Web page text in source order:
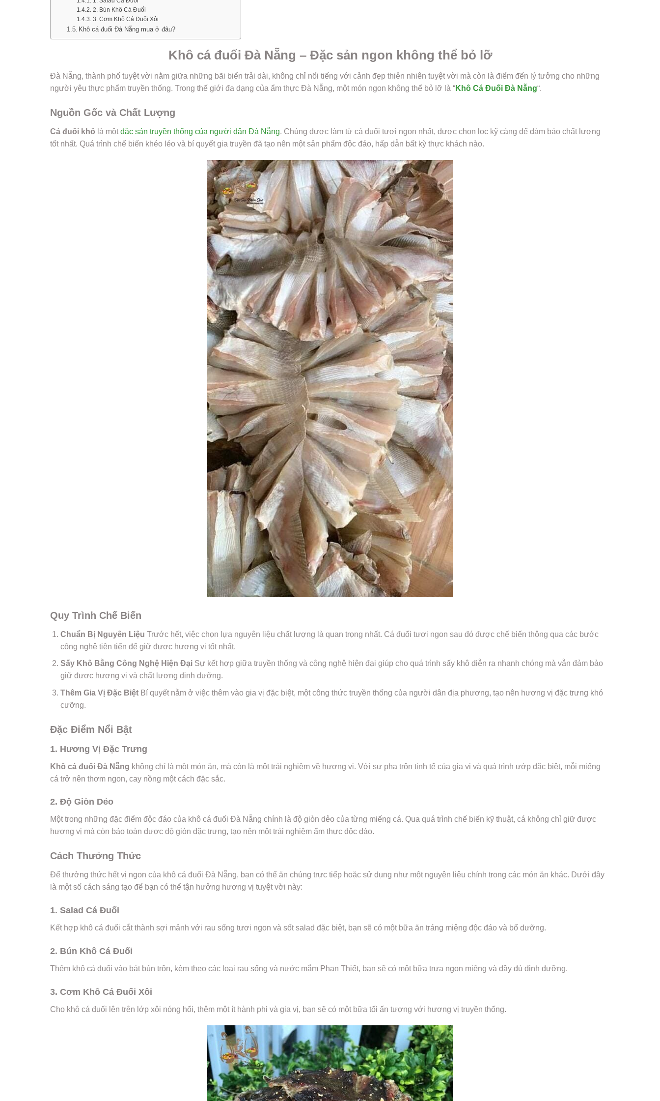
2. Bún Khô Cá Đuối
3. Cơm Khô Cá Đuối Xôi
Khô cá đuối Đà Nẵng mua ở đâu?
Khô cá đuối Đà Nẵng – Đặc sản ngon không thể bỏ lỡ
Đà Nẵng, thành phố tuyệt vời nằm giữa những bãi biển trải dài, không chỉ nổi tiếng với cảnh đẹp thiên nhiên tuyệt vời mà còn là điểm đến lý tưởng cho những
người yêu thực phẩm truyền thống. Trong thế giới đa dạng của ẩm thực Đà Nẵng, một món ngon không thể bỏ lỡ là “Khô Cá Đuối Đà Nẵng“.
Nguồn Gốc và Chất Lượng
Cá đuối khô là một đặc sản truyền thống của người dân Đà Nẵng. Chúng được làm từ cá đuối tươi ngon nhất, được chọn lọc kỹ càng để đảm bảo chất lượng
tốt nhất. Quá trình chế biến khéo léo và bí quyết gia truyền đã tạo nên một sản phẩm độc đáo, hấp dẫn bất kỳ thực khách nào.
Quy Trình Chế Biến
Chuẩn Bị Nguyên Liệu Trước hết, việc chọn lựa nguyên liệu chất lượng là quan trọng nhất. Cá đuối tươi ngon sau đó được chế biến thông qua các bước
công nghệ tiên tiến để giữ được hương vị tốt nhất.
Sấy Khô Bằng Công Nghệ Hiện ĐạiSự kết hợp giữa truyền thống và công nghệ hiện đại giúp cho quá trình sấy khô diễn ra nhanh chóng mà vẫn đảm bảo
giữ được hương vị và chất lượng dinh dưỡng.
Thêm Gia Vị Đặc BiệtBí quyết nằm ở việc thêm vào gia vị đặc biệt, một công thức truyền thống của người dân địa phương, tạo nên hương vị đặc trưng khó
cưỡng.
Đặc Điểm Nổi Bật
1. Hương Vị Đặc Trưng
Khô cá đuối Đà Nẵng không chỉ là một món ăn, mà còn là một trải nghiệm về hương vị. Với sự pha trộn tinh tế của gia vị và quá trình ướp đặc biệt, mỗi miếng
cá trở nên thơm ngon, cay nồng một cách đặc sắc.
2. Độ Giòn Dẻo
Một trong những đặc điểm độc đáo của khô cá đuối Đà Nẵng chính là độ giòn dẻo của từng miếng cá. Qua quá trình chế biến kỹ thuật, cá không chỉ giữ được
hương vị mà còn bảo toàn được độ giòn đặc trưng, tạo nên một trải nghiệm ẩm thực độc đáo.
Cách Thưởng Thức
Để thưởng thức hết vị ngon của khô cá đuối Đà Nẵng, bạn có thể ăn chúng trực tiếp hoặc sử dụng như một nguyên liệu chính trong các món ăn khác. Dưới đây
là một số cách sáng tạo để bạn có thể tận hưởng hương vị tuyệt vời này:
1. Salad Cá Đuối
Kết hợp khô cá đuối cắt thành sợi mảnh với rau sống tươi ngon và sốt salad đặc biệt, bạn sẽ có một bữa ăn tráng miệng độc đáo và bổ dưỡng.
2. Bún Khô Cá Đuối
Thêm khô cá đuối vào bát bún trộn, kèm theo các loại rau sống và nước mắm Phan Thiết, bạn sẽ có một bữa trưa ngon miệng và đầy đủ dinh dưỡng.
3. Cơm Khô Cá Đuối Xôi
Cho khô cá đuối lên trên lớp xôi nóng hổi, thêm một ít hành phi và gia vị, bạn sẽ có một bữa tối ấn tượng với hương vị truyền thống.